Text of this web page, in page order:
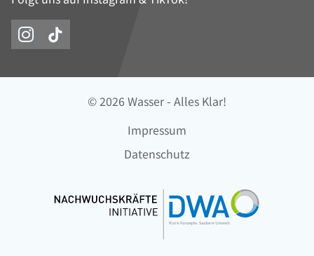
© 2026 Wasser - Alles Klar!
Navigation
überspringen
Impressum
Datenschutz